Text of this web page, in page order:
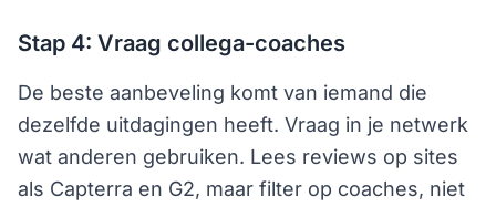
Stap 4: Vraag collega-coaches
De beste aanbeveling komt van iemand die
dezelfde uitdagingen heeft. Vraag in je netwerk
wat anderen gebruiken. Lees reviews op sites
als Capterra en G2, maar filter op coaches, niet